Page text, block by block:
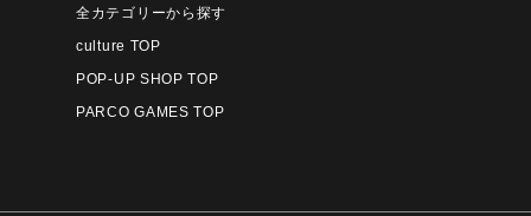
全カテゴリーから探す
culture TOP
POP-UP SHOP TOP
PARCO GAMES TOP